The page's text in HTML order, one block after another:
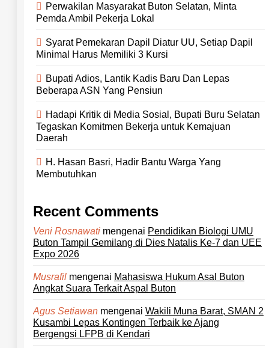
Perwakilan Masyarakat Buton Selatan, Minta
Pemda Ambil Pekerja Lokal
Syarat Pemekaran Dapil Diatur UU, Setiap Dapil
Minimal Harus Memiliki 3 Kursi
Bupati Adios, Lantik Kadis Baru Dan Lepas
Beberapa ASN Yang Pensiun
Hadapi Kritik di Media Sosial, Bupati Buru Selatan
Tegaskan Komitmen Bekerja untuk Kemajuan
Daerah
H. Hasan Basri, Hadir Bantu Warga Yang
Membutuhkan
Recent Comments
Veni Rosnawati mengenai Pendidikan Biologi UMU
Buton Tampil Gemilang di Dies Natalis Ke-7 dan UEE
Expo 2026
Musrafil mengenai Mahasiswa Hukum Asal Buton
Angkat Suara Terkait Aspal Buton
Agus Setiawan mengenai Wakili Muna Barat, SMAN 2
Kusambi Lepas Kontingen Terbaik ke Ajang
Bergengsi LFPB di Kendari